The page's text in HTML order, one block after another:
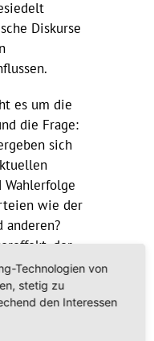
Diskurse
es um die
die Frage:
sich
wie der
anderen?
der
Sachsen
von
Medien
Technologien von
stetig zu
den Interessen